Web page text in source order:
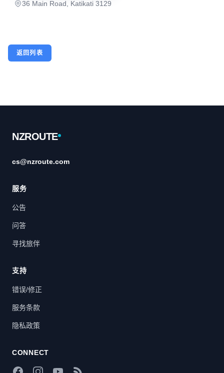
36 Main Road, Katikati 3129
返回列表
NZROUTE
cs@nzroute.com
服务
公告
问答
寻找旅伴
支持
错误/修正
服务条款
隐私政策
CONNECT
FacebookInstagramYouTubeRSS Feed